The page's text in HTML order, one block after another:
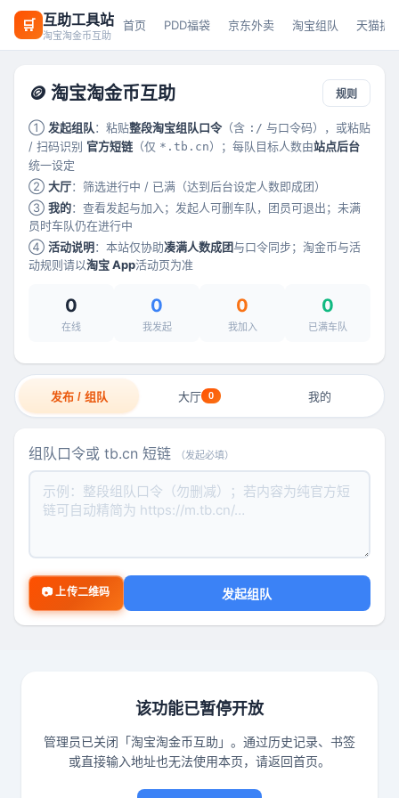
🛒 互助工具站
淘宝淘金币互助
首页 PDD福袋 京东外卖 淘宝组队 天猫拆
🪙 淘宝淘金币互助 规则
① 发起组队：粘贴整段淘宝组队口令 （含 :/ 与口令码），或粘贴
/ 扫码识别 官方短链 （仅 *.tb.cn）；每队目标人数由站点后台
统一设定
② 大厅：筛选进行中 / 已满（达到后台设定人数即成团）
③ 我的：查看发起与加入；发起人可删车队，团员可退出；未满
员时车队仍在进行中
④ 活动说明：本站仅协助凑满人数成团与口令同步；淘金币与活
动规则请以淘宝 App活动页为准
0
在线
0
我发起
0
我加入
0
已满车队
发布 / 组队 大厅 0 我的
组队口令或 tb.cn 短链 （发起必填）
📷 上传二维码 发起组队
该功能已暂停开放
管理员已关闭「淘宝淘金币互助」。通过历史记录、书签
或直接输入地址也无法使用本页，请返回首页。